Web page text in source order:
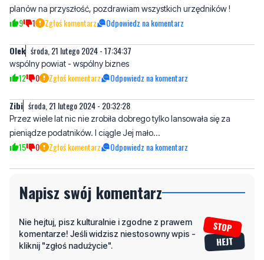
Olek środa, 21 lutego 2024 - 17:34:37
wspólny powiat - wspólny biznes
Zibi środa, 21 lutego 2024 - 20:32:28
Przez wiele lat nic nie zrobiła dobrego tylko lansowała się za
15 0 Zgłoś komentarz Odpowiedz na komentarz
Napisz swój komentarz
komentarze! Jeśli widzisz niestosowny wpis -
kliknij "zgłoś nadużycie".
Imię / Podpis